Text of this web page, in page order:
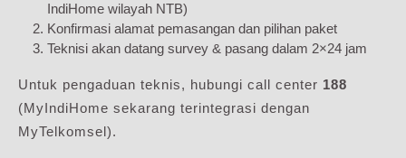
IndiHome wilayah NTB)
Konfirmasi alamat pemasangan dan pilihan paket
Teknisi akan datang survey & pasang dalam 2×24 jam
Untuk pengaduan teknis, hubungi call center 188
(MyIndiHome sekarang terintegrasi dengan
MyTelkomsel).